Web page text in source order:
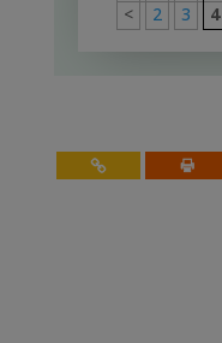
<
2 3 4